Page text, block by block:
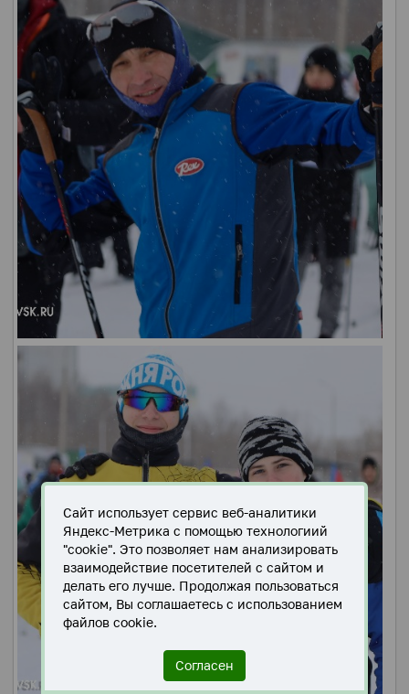
Сайт использует сервис веб-аналитики
Яндекс-Метрика с помощью технологиий
"cookie". Это позволяет нам анализировать
взаимодействие посетителей с сайтом и
делать его лучше. Продолжая пользоваться
сайтом, Вы соглашаетесь с использованием
файлов cookie.
Согласен